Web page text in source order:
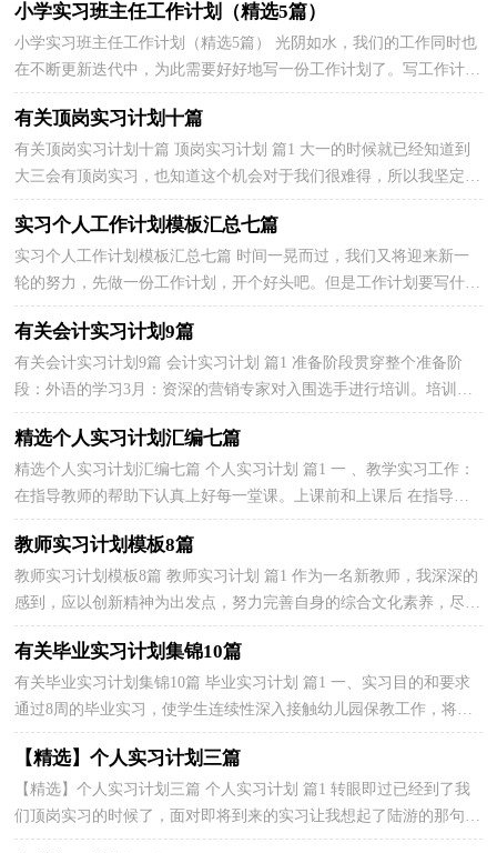
小学实习班主任工作计划（精选5篇）
小学实习班主任工作计划（精选5篇） 光阴如水，我们的工作同时也
在不断更新迭代中，为此需要好好地写一份工作计划了。写工作计划
需要注意哪些问题呢？下面是小编整理的小学实习班主任...
有关顶岗实习计划十篇
有关顶岗实习计划十篇 顶岗实习计划 篇1 大一的时候就已经知道到
大三会有顶岗实习，也知道这个机会对于我们很难得，所以我坚定的
选择了顶岗。不知道顶岗实习的生活是什么样子的...
实习个人工作计划模板汇总七篇
实习个人工作计划模板汇总七篇 时间一晃而过，我们又将迎来新一
轮的努力，先做一份工作计划，开个好头吧。但是工作计划要写什么
内容才是正确的呢？以下是小编帮大家整理的实习个人...
有关会计实习计划9篇
有关会计实习计划9篇 会计实习计划 篇1 准备阶段贯穿整个准备阶
段：外语的学习3月：资深的营销专家对入围选手进行培训。培训内
容包括：认识“金钱”，营销人员的公关礼仪，销售技巧和...
精选个人实习计划汇编七篇
精选个人实习计划汇编七篇 个人实习计划 篇1 一 、教学实习工作：
在指导教师的帮助下认真上好每一堂课。上课前和上课后 在指导教
师的帮助下认真上好每一堂课。上课前和下课后...
教师实习计划模板8篇
教师实习计划模板8篇 教师实习计划 篇1 作为一名新教师，我深深的
感到，应以创新精神为出发点，努力完善自身的综合文化素养，尽快
形成自己的教学特色，以适应时代的需求、幼儿的需求，...
有关毕业实习计划集锦10篇
有关毕业实习计划集锦10篇 毕业实习计划 篇1 一、实习目的和要求
通过8周的毕业实习，使学生连续性深入接触幼儿园保教工作，将所
学的学前教育基本理论、方法和技能综合地运用于...
【精选】个人实习计划三篇
【精选】个人实习计划三篇 个人实习计划 篇1 转眼即过已经到了我
们顶岗实习的时候了，面对即将到来的实习让我想起了陆游的那句诗
&quot;纸上得来终觉浅，绝知此事要躬行。&quot;师范教育贯...